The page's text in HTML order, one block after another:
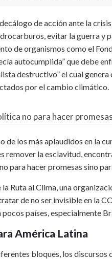
de acción ante la
evitar la guerra y
de organismos como el
autocumplida” que debe
destructivo” el cual
por el cambio climático.
no para hacer
los más aplaudidos en la
remover la esclavitud,
para hacer promesas sino
Ruta al Clima, una
de no ser invisible en la
países, especialmente
América Latina
bloques, los